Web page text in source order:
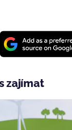
zajímat